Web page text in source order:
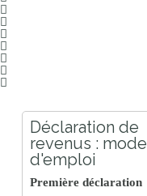
Déclaration de
revenus : mode
d'emploi
Première déclaration